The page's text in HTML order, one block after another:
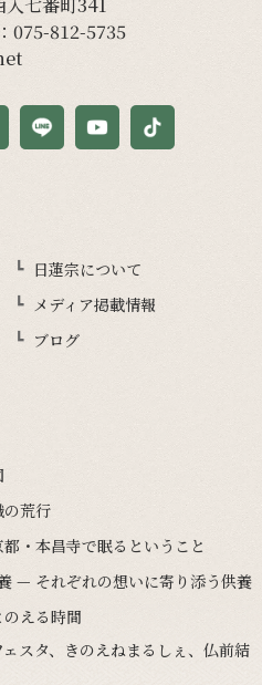
075-812-5735
日蓮宗について
メディア掲載情報
ブログ
荒行
・本昌寺で眠るということ
— それぞれの想いに寄り添う供養
える時間
スタ、きのえねまるしぇ、仏前結